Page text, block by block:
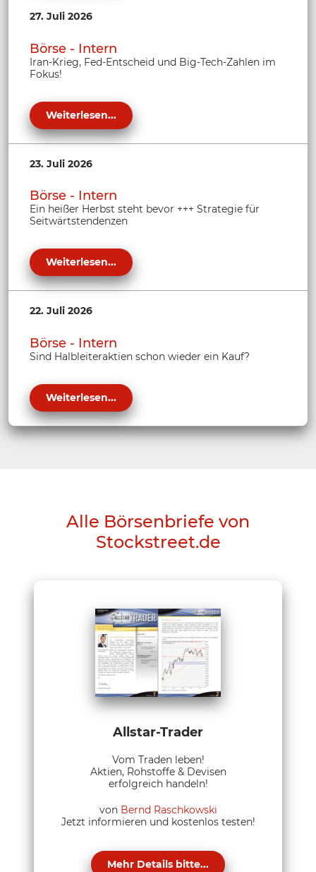
27. Juli 2026
Börse - Intern
Iran-Krieg, Fed-Entscheid und Big-Tech-Zahlen im
Fokus!
Weiterlesen...
23. Juli 2026
Börse - Intern
Ein heißer Herbst steht bevor +++ Strategie für
Seitwärtstendenzen
Weiterlesen...
22. Juli 2026
Börse - Intern
Sind Halbleiteraktien schon wieder ein Kauf?
Weiterlesen...
Alle Börsenbriefe von
Stockstreet.de
Allstar-Trader
Vom Traden leben!
Aktien, Rohstoffe & Devisen
erfolgreich handeln!
von Bernd Raschkowski
Jetzt informieren und kostenlos testen!
Mehr Details bitte...